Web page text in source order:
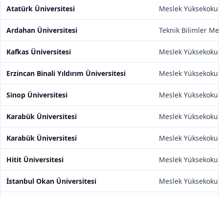
Atatürk Üniversitesi Meslek
Ardahan Üniversitesi Teknik Bilimler
Kafkas Üniversitesi Meslek
Erzincan Binali Yıldırım Üniversitesi Meslek
Sinop Üniversitesi Meslek
Karabük Üniversitesi Meslek
Karabük Üniversitesi Meslek
Hitit Üniversitesi Meslek
İstanbul Okan Üniversitesi Meslek